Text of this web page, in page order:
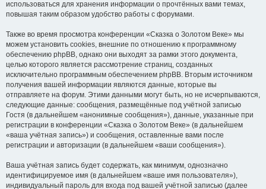
использоваться для хранения информации о прочтённых вами темах,
повышая таким образом удобство работы с форумами.
Также во время просмотра конференции «Сказка о Золотом Веке» мы
можем установить cookies, внешние по отношению к программному
обеспечению phpBB, однако они выходят за рамки этого документа,
целью которого является рассмотрение страниц, созданных
исключительно программным обеспечением phpBB. Вторым источником
получения вашей информации являются данные, которые вы
отправляете на форум. Этими данными могут быть, но не исчерпываются,
следующие данные: сообщения, размещённые под учётной записью
Гостя (в дальнейшем «анонимные сообщения»), данные, указанные при
регистрации в конференции «Сказка о Золотом Веке» (в дальнейшем
«ваша учётная запись») и сообщения, оставленные вами после
регистрации и авторизации (в дальнейшем «ваши сообщения»).
Ваша учётная запись будет содержать, как минимум, однозначно
идентифицируемое имя (в дальнейшем «ваше имя пользователя»),
индивидуальный пароль для входа под вашей учётной записью (далее